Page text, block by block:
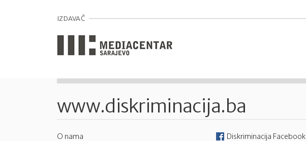
IZDAVAČ
www.diskriminacija.ba
O nama Diskriminacija Facebook